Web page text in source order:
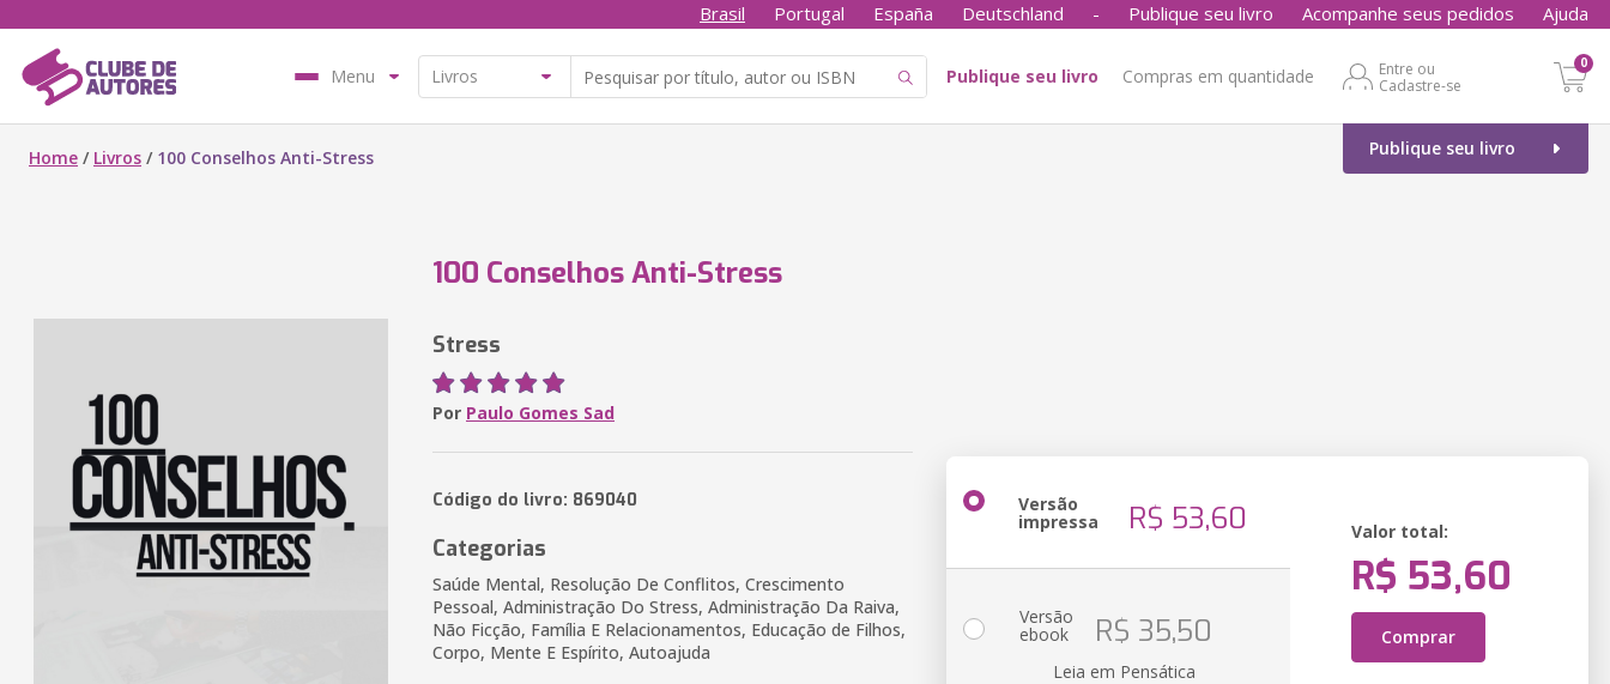
Brasil Portugal España Deutschland - Publique seu livro Acompanhe seus pedidos Ajuda
Menu Publique seu livro Compras em quantidade
Entre ou
Cadastre-se
0
Publique seu livro
Home / Livros / 100 Conselhos Anti-Stress
100 Conselhos Anti-Stress
Stress
Por Paulo Gomes Sad
Código do livro: 869040
Categorias
Saúde Mental, Resolução De Conflitos, Crescimento
Pessoal, Administração Do Stress, Administração Da Raiva,
Não Ficção, Família E Relacionamentos, Educação de Filhos,
Corpo, Mente E Espírito, Autoajuda
Versão
impressa R$ 53,60 Valor total:
R$ 53,60
Comprar
Versão
ebook R$ 35,50
Leia em Pensática